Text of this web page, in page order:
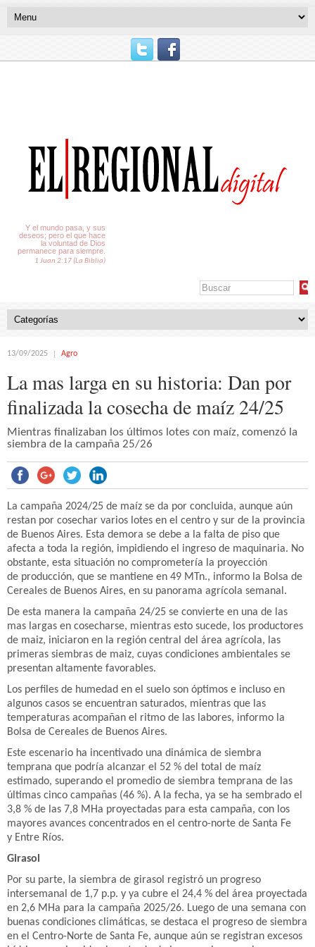
Y el mundo pasa, y sus
deseos; pero el que hace
la voluntad de Dios
permanece para siempre.
1 Juan 2:17 (La Biblia)
13/09/2025 Agro
La mas larga en su historia: Dan por
finalizada la cosecha de maíz 24/25
Mientras finalizaban los últimos lotes con maíz, comenzó la
siembra de la campaña 25/26
La campaña 2024/25 de maíz se da por concluida, aunque aún
restan por cosechar varios lotes en el centro y sur de la provincia
de Buenos Aires. Esta demora se debe a la falta de piso que
afecta a toda la región, impidiendo el ingreso de maquinaria. No
obstante, esta situación no comprometería la proyección
de producción, que se mantiene en 49 MTn., informo la Bolsa de
Cereales de Buenos Aires, en su panorama agrícola semanal.
De esta manera la campaña 24/25 se convierte en una de las
mas largas en cosecharse, mientras esto sucede, los productores
de maiz, iniciaron en la región central del área agrícola, las
primeras siembras de maiz, cuyas condiciones ambientales se
presentan altamente favorables.
Los perfiles de humedad en el suelo son óptimos e incluso en
algunos casos se encuentran saturados, mientras que las
temperaturas acompañan el ritmo de las labores, informo la
Bolsa de Cereales de Buenos Aires.
Este escenario ha incentivado una dinámica de siembra
temprana que podría alcanzar el 52 % del total de maíz
estimado, superando el promedio de siembra temprana de las
últimas cinco campañas (46 %). A la fecha, ya se ha sembrado el
3,8 % de las 7,8 MHa proyectadas para esta campaña, con los
mayores avances concentrados en el centro-norte de Santa Fe
y Entre Ríos.
Girasol
Por su parte, la siembra de girasol registró un progreso
intersemanal de 1,7 p.p. y ya cubre el 24,4 % del área proyectada
en 2,6 MHa para la campaña 2025/26. Luego de una semana con
buenas condiciones climáticas, se destaca el progreso de siembra
en el Centro-Norte de Santa Fe, aunque aún se registran excesos